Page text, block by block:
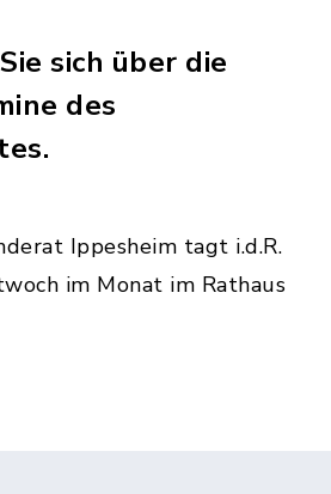
sich über die
des
Ippesheim tagt i.d.R.
im Monat im Rathaus